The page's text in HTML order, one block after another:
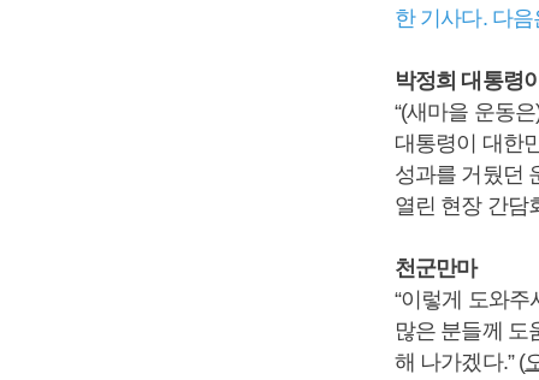
한 기사다. 다
박정희 대통령
“(새마을 운동
대통령이 대한
성과를 거뒀던
열린 현장 간담
천군만마
“이렇게 도와
많은 분들께 도
해 나가겠다.” (